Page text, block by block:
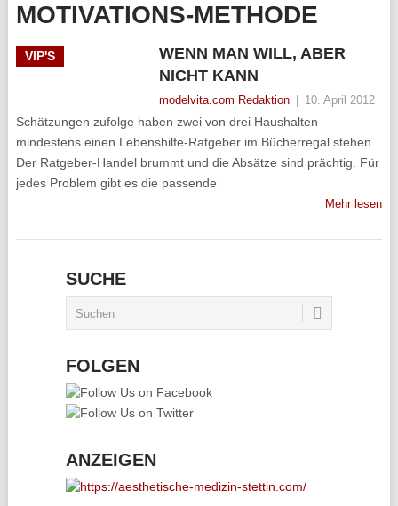
MOTIVATIONS-METHODE
VIP'S
WENN MAN WILL, ABER
NICHT KANN
modelvita.com Redaktion 10. April 2012
Schätzungen zufolge haben zwei von drei Haushalten
mindestens einen Lebenshilfe-Ratgeber im Bücherregal stehen.
Der Ratgeber-Handel brummt und die Absätze sind prächtig. Für
jedes Problem gibt es die passende
Mehr lesen
SUCHE
FOLGEN
ANZEIGEN